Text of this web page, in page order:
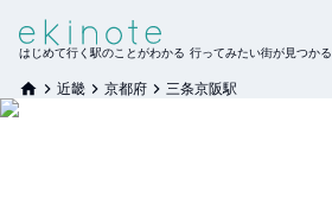
はじめて行く駅のことがわかる 行ってみたい街が見つかる
近畿 京都府 三条京阪駅